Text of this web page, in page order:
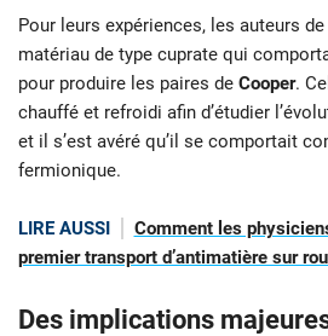
Pour leurs expériences, les auteurs
matériau de type cuprate qui
pour produire les paires de Cooper.
chauffé et refroidi afin d’étudier
et il s’est avéré qu’il se comportait
fermionique.
LIRE AUSSI
Comment les
premier transport d’antimatière sur
Des implications